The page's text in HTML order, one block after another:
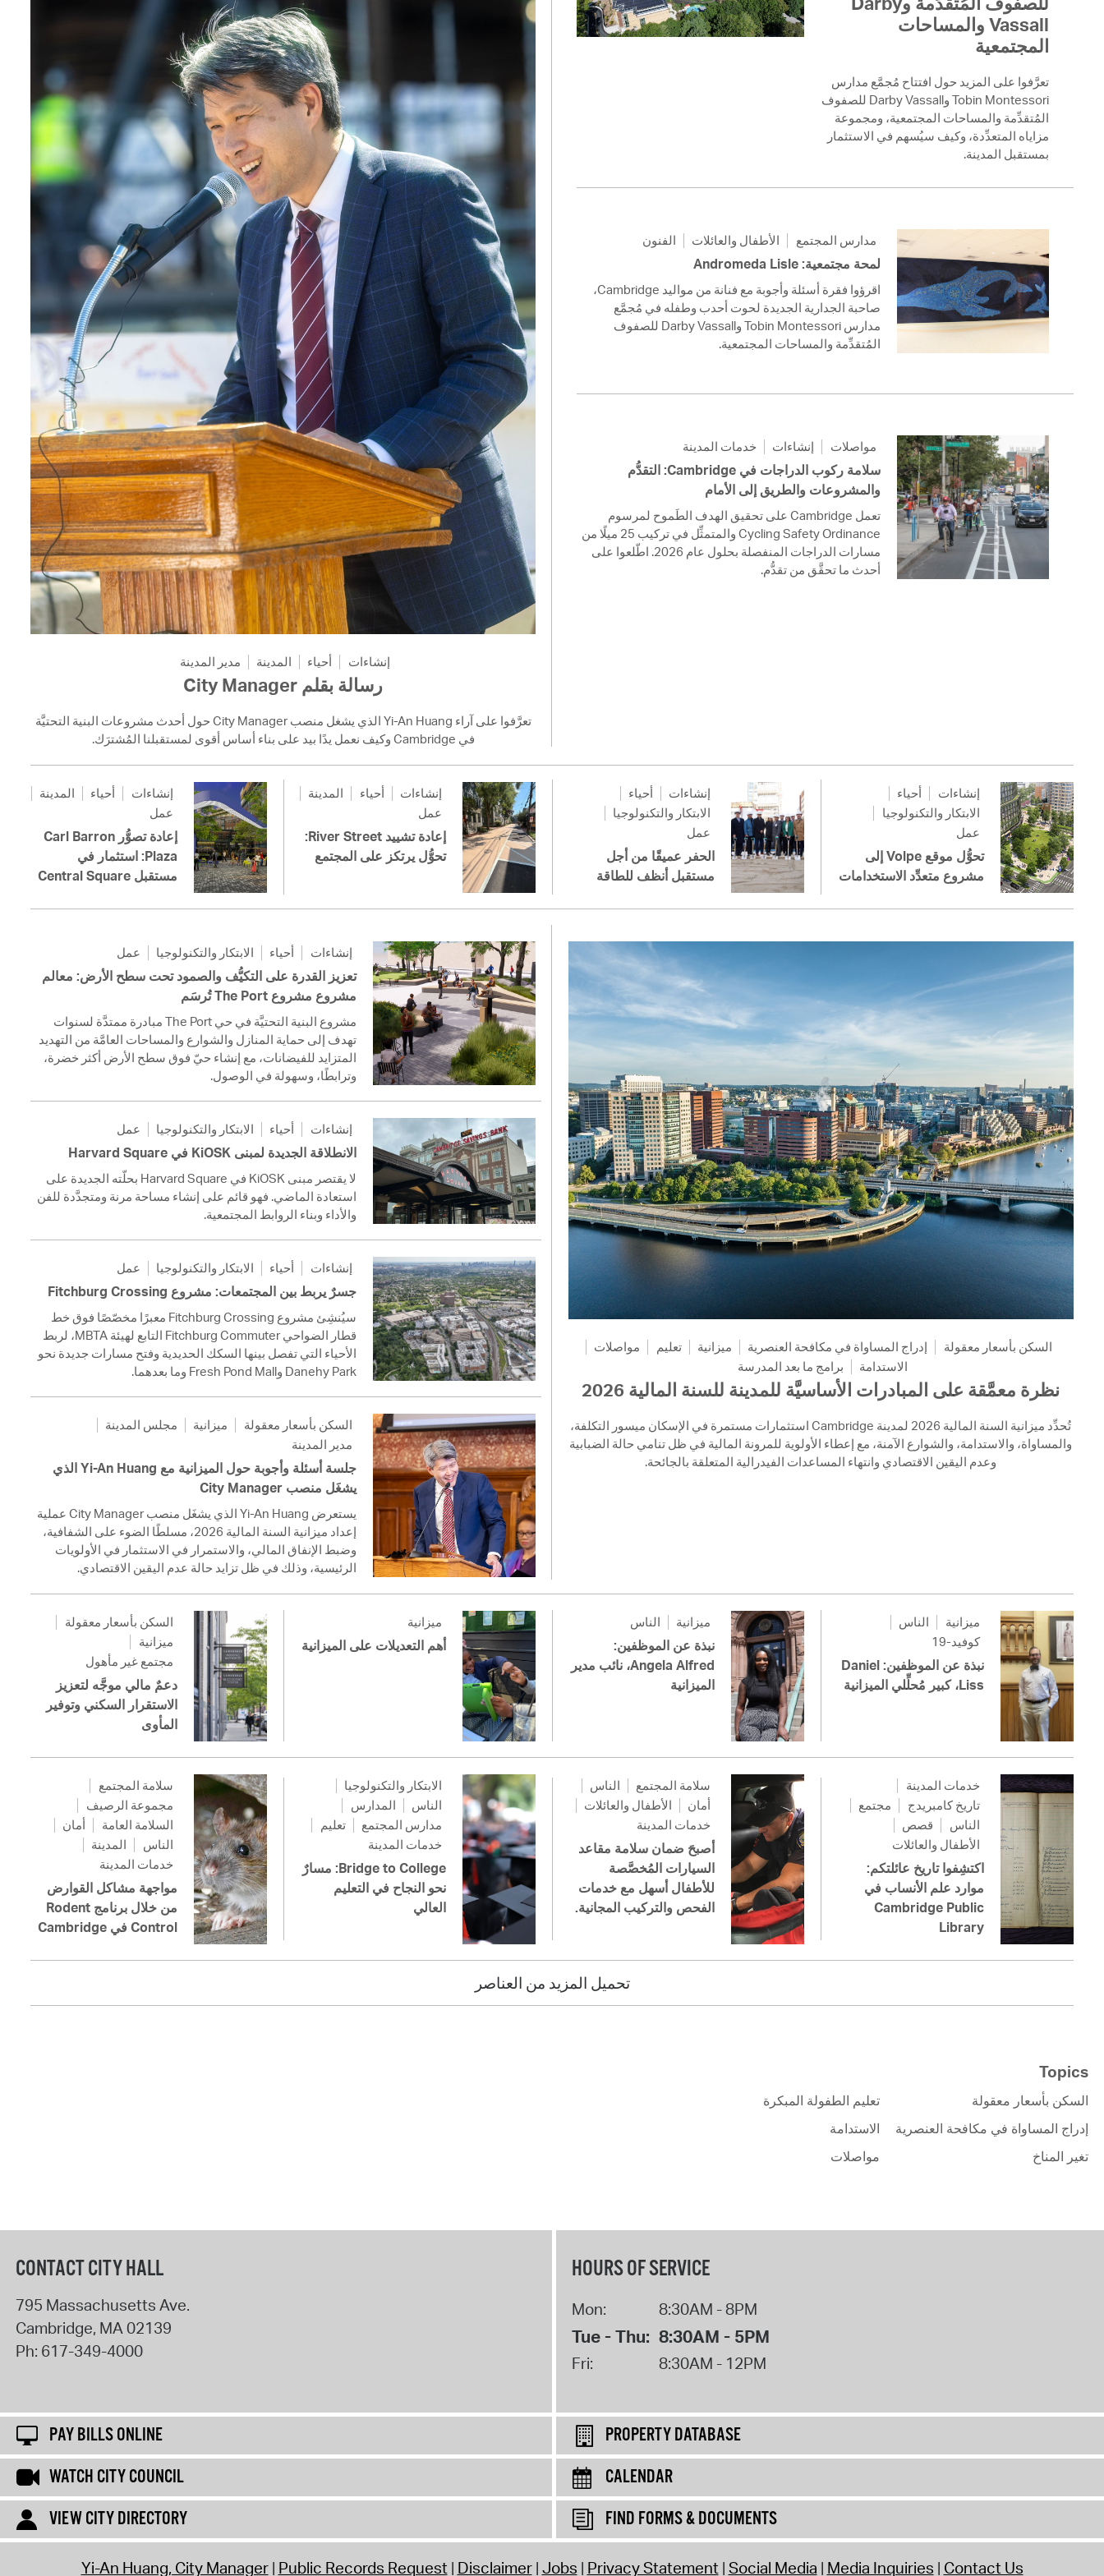
Pay Bills Online
Property Database
Watch City Council
إنشاءات أحياء المدينة مدير المدينة
رسالة بقلم City Manager
تعرَّفوا على آراء Yi-An Huang الذي يشغل منصب City Manager حول أحدث مشروعات البنية التحتيَّة
في Cambridge وكيف نعمل يدًا بيد على بناء أساس أقوى لمستقبلنا المُشترَك.
Vassall والمساحات
المجتمعية
تعرَّفوا على المزيد حول افتتاح مُجمَّع مدارس
Tobin Montessori وDarby Vassall للصفوف
المُتقدِّمة والمساحات المجتمعية، ومجموعة
مزاياه المتعدِّدة، وكيف سيُسهم في الاستثمار
بمستقبل المدينة.
مدارس المجتمع الأطفال والعائلات الفنون
لمحة مجتمعية: Andromeda Lisle
اقرؤوا فقرة أسئلة وأجوبة مع فنانة من مواليد Cambridge،
صاحبة الجدارية الجديدة لحوت أحدب وطفله في مُجمَّع
مدارس Tobin Montessori وDarby Vassall للصفوف
المُتقدِّمة والمساحات المجتمعية.
مواصلات إنشاءات خدمات المدينة
سلامة ركوب الدراجات في Cambridge: التقدُّم
والمشروعات والطريق إلى الأمام
تعمل Cambridge على تحقيق الهدف الطَموح لمرسوم
Cycling Safety Ordinance والمتمثِّل في تركيب 25 ميلًا من
مسارات الدراجات المنفصلة بحلول عام 2026. اطّلعوا على
أحدث ما تحقَّق من تقدُّم.
إنشاءات أحياء
المدينة
عمل
إعادة تصوُّر Carl Barron
Plaza: استثمار في
مستقبل Central Square
إنشاءات أحياء
المدينة
عمل
إعادة تشييد River Street:
تحوُّل يرتكز على المجتمع
إنشاءات
أحياء
الابتكار والتكنولوجيا
عمل
الحفر عميقًا من أجل
مستقبل أنظف للطاقة
إنشاءات
أحياء
الابتكار والتكنولوجيا
عمل
تحوُّل موقع Volpe إلى
مشروع متعدِّد الاستخدامات
إنشاءات أحياء الابتكار والتكنولوجيا عمل
تعزيز القدرة على التكيُّف والصمود تحت سطح الأرض: معالم
مشروع مشروع The Port تُرسَم
مشروع البنية التحتيَّة في حي The Port مبادرة ممتدَّة لسنوات
تهدف إلى حماية المنازل والشوارع والمساحات العامَّة من التهديد
المتزايد للفيضانات، مع إنشاء حيّ فوق سطح الأرض أكثر خضرة،
وترابطًا، وسهولة في الوصول.
إنشاءات أحياء الابتكار والتكنولوجيا عمل
الانطلاقة الجديدة لمبنى KiOSK في Harvard Square
لا يقتصر مبنى KiOSK في Harvard Square بحلّته الجديدة على
استعادة الماضي. فهو قائم على إنشاء مساحة مرنة ومتجدَّدة للفن
والأداء وبناء الروابط المجتمعية.
إنشاءات أحياء الابتكار والتكنولوجيا عمل
جسرٌ يربط بين المجتمعات: مشروع Fitchburg Crossing
سيُنشِئ مشروع Fitchburg Crossing معبرًا مخصّصًا فوق خط
قطار الضواحي Fitchburg Commuter التابع لهيئة MBTA، لربط
الأحياء التي تفصل بينها السكك الحديدية وفتح مسارات جديدة نحو
Danehy Park وFresh Pond Mall وما بعدهما.
السكن بأسعار معقولة ميزانية
مجلس المدينة
مدير المدينة
جلسة أسئلة وأجوبة حول الميزانية مع Yi-An Huang الذي
يشغَل منصب City Manager
يستعرض Yi-An Huang الذي يشغَل منصب City Manager عملية
إعداد ميزانية السنة المالية 2026، مسلطًا الضوء على الشفافية،
وضبط الإنفاق المالي، والاستمرار في الاستثمار في الأولويات
الرئيسية، وذلك في ظل تزايد حالة عدم اليقين الاقتصادي.
السكن بأسعار معقولة إدراج المساواة في مكافحة العنصرية ميزانية تعليم
مواصلات
الاستدامة
برامج ما بعد المدرسة
نظرة معمَّقة على المبادرات الأساسيَّة للمدينة للسنة المالية 2026
تُحدِّد ميزانية السنة المالية 2026 لمدينة Cambridge استثمارات مستمرة في الإسكان ميسور التكلفة،
والمساواة، والاستدامة، والشوارع الآمنة، مع إعطاء الأولوية للمرونة المالية في ظل تنامي حالة الضبابية
وعدم اليقين الاقتصادي وانتهاء المساعدات الفيدرالية المتعلقة بالجائحة.
السكن بأسعار معقولة
ميزانية
مجتمع غير مأهول
دعمٌ مالي موجَّه لتعزيز
الاستقرار السكني وتوفير
المأوى
ميزانية
أهم التعديلات على الميزانية
ميزانية الناس
نبذة عن الموظفين:
Angela Alfred، نائب مدير
الميزانية
ميزانية
الناس
كوفيد-19
نبذة عن الموظفين: Daniel
Liss، كبير مُحلِّلي الميزانية
سلامة المجتمع
مجموعة الرصيف
السلامة العامة
أمان
الناس
المدينة
خدمات المدينة
مواجهة مشاكل القوارض
من خلال برنامج Rodent
Control في Cambridge
الابتكار والتكنولوجيا
الناس
المدارس
مدارس المجتمع
تعليم
خدمات المدينة
Bridge to College: مسارٌ
نحو النجاح في التعليم
العالي
سلامة المجتمع
الناس
أمان
الأطفال والعائلات
خدمات المدينة
أصبحَ ضمان سلامة مقاعد
السيارات المُخصَّصة
للأطفال أسهل مع خدمات
الفحص والتركيب المجانية.
خدمات المدينة
تاريخ كامبريدج
مجتمع
الناس
قصص
الأطفال والعائلات
اكتشِفوا تاريخ عائلتكم:
موارد علم الأنساب في
Cambridge Public
Library
تحميل المزيد من العناصر
Topics
السكن بأسعار معقولة
إدراج المساواة في مكافحة العنصرية
تغير المناخ
تعليم الطفولة المبكرة
الاستدامة
مواصلات
CONTACT CITY HALL
795 Massachusetts Ave.
Cambridge, MA 02139
Ph: 617-349-4000
HOURS OF SERVICE
Mon: 8:30AM - 8PM
Tue - Thu: 8:30AM - 5PM
Fri: 8:30AM - 12PM
PAY BILLS ONLINE
PROPERTY DATABASE
WATCH CITY COUNCIL
CALENDAR
VIEW CITY DIRECTORY
FIND FORMS & DOCUMENTS
Yi-An Huang, City Manager Public Records Request Disclaimer Jobs Privacy Statement Social Media Media Inquiries Contact Us